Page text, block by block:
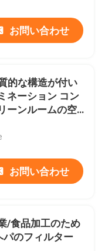
お問い合わせ
的な構造が付い
ネーション コン
ーンルームの空
お問い合わせ
/食品加工のため
のフィルター